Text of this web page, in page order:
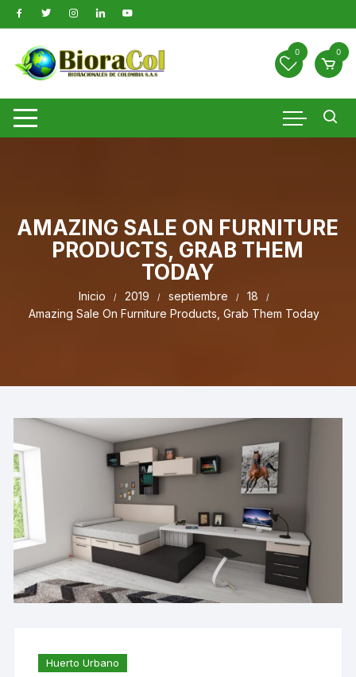
Saltar
al
contenido
0 0
AMAZING SALE ON FURNITURE
PRODUCTS, GRAB THEM
TODAY
Inicio 2019 septiembre
18
Amazing Sale On Furniture Products, Grab Them Today
Huerto Urbano